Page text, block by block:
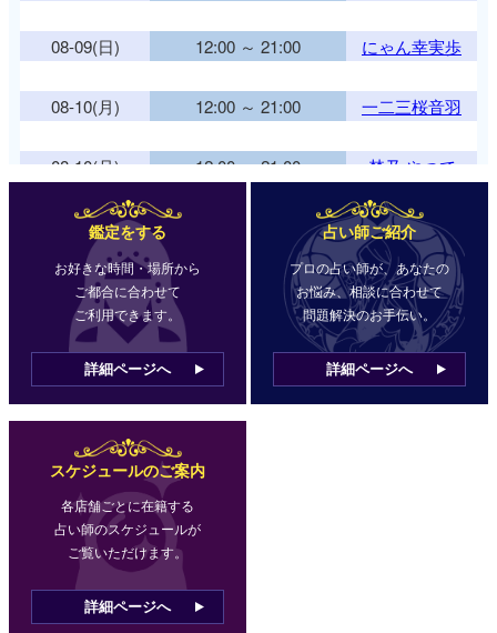
08-09(日) 12:00 ～ 21:00 にゃん幸実歩
08-10(月) 12:00 ～ 21:00 一二三桜音羽
08-10(月) 12:00 ～ 21:00 埜乃 やつで
08-10(月) 田坂未来
08-11(火) 12:00 ～ 21:00
苔玉こきと
12:00 (50分) 15:00 (60分 2名) 【ビデオ】16:15 (40分)
08-11(火)
椿えりか
08-11(火) 12:00 ～ 21:00 Chiorin
08-12(水) 12:00 ～ 21:00
08-12(水) 12:00 ～ 21:00
08-12(水) 12:00 ～ 21:00
鑑定をする
お好きな時間・場所から
ご都合に合わせて
ご利用できます。
詳細ページへ
占い師ご紹介
プロの占い師が、あなたの
お悩み、相談に合わせて
問題解決のお手伝い。
詳細ページへ
スケジュールのご案内
各店舗ごとに在籍する
占い師のスケジュールが
ご覧いただけます。
詳細ページへ